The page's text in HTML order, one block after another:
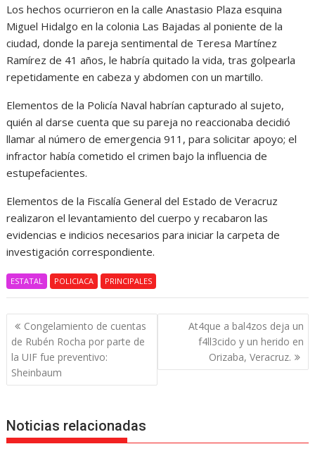
Los hechos ocurrieron en la calle Anastasio Plaza esquina
Miguel Hidalgo en la colonia Las Bajadas al poniente de la
ciudad, donde la pareja sentimental de Teresa Martínez
Ramírez de 41 años, le habría quitado la vida, tras golpearla
repetidamente en cabeza y abdomen con un martillo.
Elementos de la Policía Naval habrían capturado al sujeto,
quién al darse cuenta que su pareja no reaccionaba decidió
llamar al número de emergencia 911, para solicitar apoyo; el
infractor había cometido el crimen bajo la influencia de
estupefacientes.
Elementos de la Fiscalía General del Estado de Veracruz
realizaron el levantamiento del cuerpo y recabaron las
evidencias e indicios necesarios para iniciar la carpeta de
investigación correspondiente.
ESTATAL POLICIACA PRINCIPALES
Navegación
de
entradas
Congelamiento de cuentas
de Rubén Rocha por parte de
la UIF fue preventivo:
Sheinbaum
At4que a bal4zos deja un
f4ll3cido y un herido en
Orizaba, Veracruz.
Noticias relacionadas